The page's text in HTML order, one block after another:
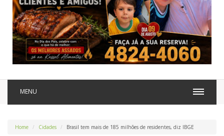
MENU
Home Cidades Brasil tem mais de 185 milhões de residentes, diz IBGE